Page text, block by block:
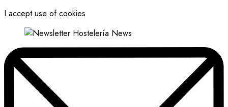
I accept use of cookies